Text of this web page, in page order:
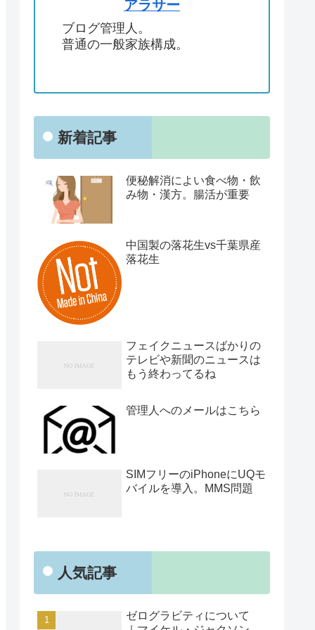
アラサー
ブログ管理人。
普通の一般家族構成。
新着記事
便秘解消によい食べ物・飲
み物・漢方。腸活が重要
中国製の落花生vs千葉県産
落花生
フェイクニュースばかりの
テレビや新聞のニュースは
もう終わってるね
管理人へのメールはこちら
SIMフリーのiPhoneにUQモ
バイルを導入。MMS問題
人気記事
ゼログラビティについて